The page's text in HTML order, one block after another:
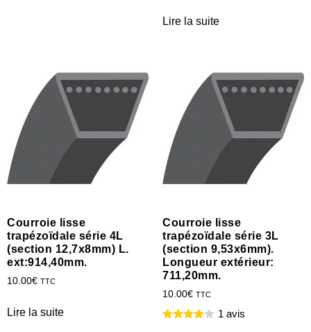
Lire la suite
Courroie lisse
trapézoïdale série 4L
(section 12,7x8mm) L.
ext:914,40mm.
10.00€ TTC
Lire la suite
Courroie lisse
trapézoïdale série 3L
(section 9,53x6mm).
Longueur extérieur:
711,20mm.
10.00€ TTC
1 avis